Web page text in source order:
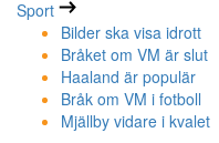
Sport
Bilder ska visa idrott
Bråket om VM är slut
Haaland är populär
Bråk om VM i fotboll
Mjällby vidare i kvalet